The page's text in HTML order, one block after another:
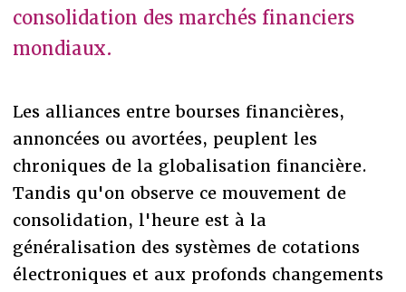
consolidation des marchés financiers
mondiaux.
Les alliances entre bourses financières,
annoncées ou avortées, peuplent les
chroniques de la globalisation financière.
Tandis qu'on observe ce mouvement de
consolidation, l'heure est à la
généralisation des systèmes de cotations
électroniques et aux profonds changements